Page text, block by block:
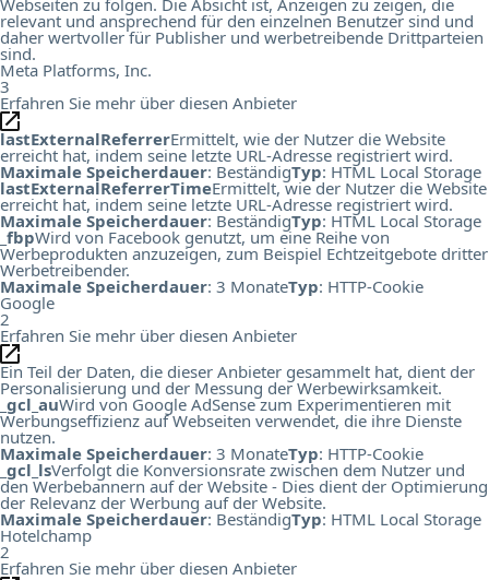
relevant und ansprechend für den einzelnen Benutzer sind und
daher wertvoller für Publisher und werbetreibende Drittparteien
sind.
Meta Platforms, Inc.
3
Erfahren Sie mehr über diesen Anbieter
lastExternalReferrerErmittelt, wie der Nutzer die Website
erreicht hat, indem seine letzte URL-Adresse registriert wird.
Maximale Speicherdauer: BeständigTyp: HTML Local Storage
lastExternalReferrerTimeErmittelt, wie der Nutzer die Website
erreicht hat, indem seine letzte URL-Adresse registriert wird.
Maximale Speicherdauer: BeständigTyp: HTML Local Storage
_fbpWird von Facebook genutzt, um eine Reihe von
Werbeprodukten anzuzeigen, zum Beispiel Echtzeitgebote dritter
Werbetreibender.
Maximale Speicherdauer: 3 MonateTyp: HTTP-Cookie
Google
2
Erfahren Sie mehr über diesen Anbieter
Ein Teil der Daten, die dieser Anbieter gesammelt hat, dient der
Personalisierung und der Messung der Werbewirksamkeit.
_gcl_auWird von Google AdSense zum Experimentieren mit
Werbungseffizienz auf Webseiten verwendet, die ihre Dienste
nutzen.
Maximale Speicherdauer: 3 MonateTyp: HTTP-Cookie
_gcl_lsVerfolgt die Konversionsrate zwischen dem Nutzer und
den Werbebannern auf der Website - Dies dient der Optimierung
der Relevanz der Werbung auf der Website.
Maximale Speicherdauer: BeständigTyp: HTML Local Storage
Hotelchamp
2
Erfahren Sie mehr über diesen Anbieter